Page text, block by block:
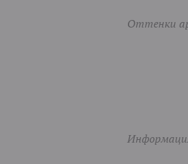
Оттенки